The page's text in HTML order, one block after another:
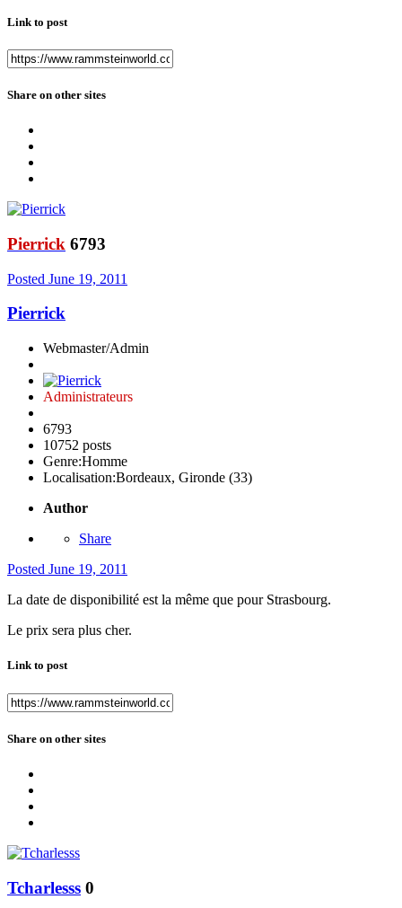
Link to post
Share on other sites
Pierrick 6793
Posted June 19, 2011
Pierrick
Webmaster/Admin
Administrateurs
6793
10752 posts
Genre:Homme
Localisation:Bordeaux, Gironde (33)
Author
Share
Posted June 19, 2011
La date de disponibilité est la même que pour Strasbourg.
Le prix sera plus cher.
Link to post
Share on other sites
Tcharlesss 0